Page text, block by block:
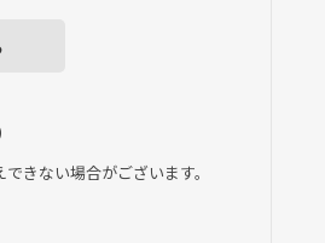
きない場合がございます。